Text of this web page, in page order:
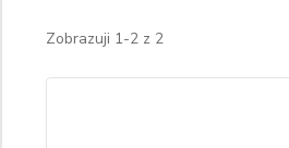
Zobrazuji 1-2 z 2